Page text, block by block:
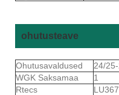
ohutusteave
Ohutusavaldused
24/
WGK Saksamaa
1
Rtecs